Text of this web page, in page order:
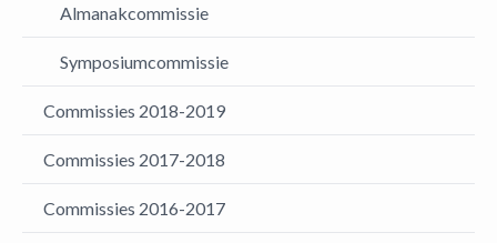
Almanakcommissie
Symposiumcommissie
Commissies 2018-2019
Commissies 2017-2018
Commissies 2016-2017